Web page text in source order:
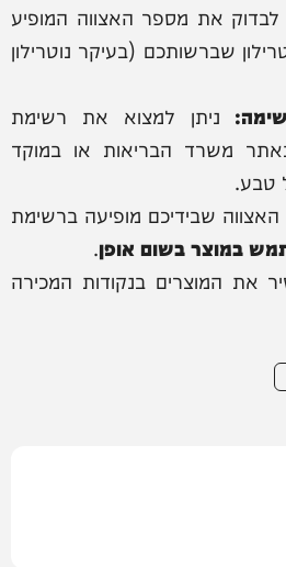
לבדוק את מספר האצווה המופיע
שברשותכם (בעיקר נוטרילון
ניתן למצוא את רשימת
משרד הבריאות או במוקד
טבע.
שבידיכם מופיעה ברשימת
במוצר בשום אופן.
את המוצרים בנקודות המכירה